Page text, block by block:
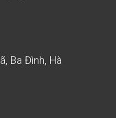
Ba Đình, Hà